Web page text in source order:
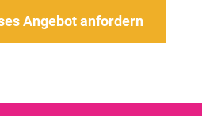
Angebot anfordern